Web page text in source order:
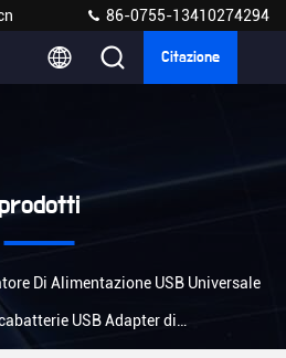
86-0755-13410274294
Citazione
Di Alimentazione USB Universale
USB Adapter di